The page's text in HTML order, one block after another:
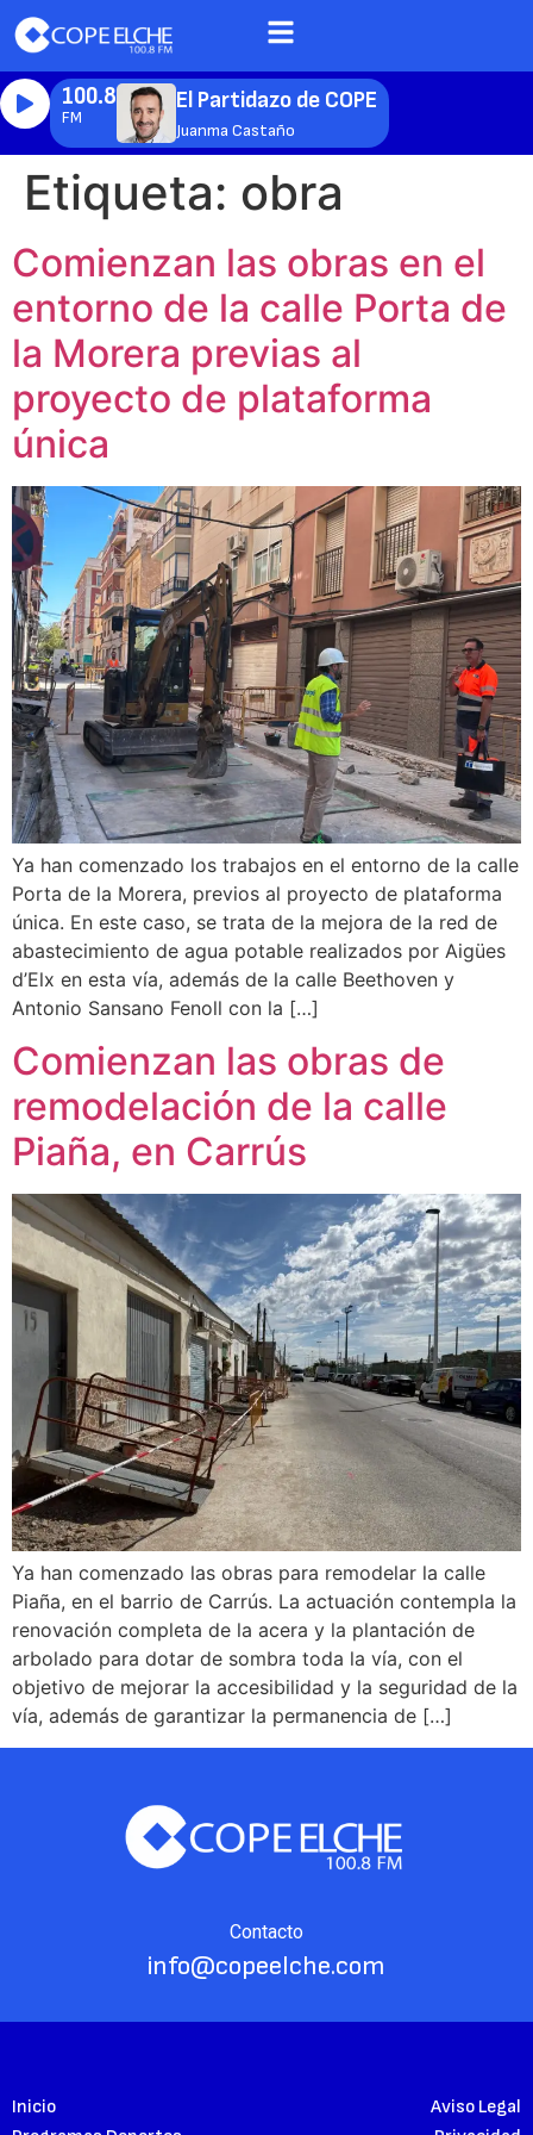
100.8
FM
El Partidazo de COPE
Juanma Castaño
Etiqueta: obra
Comienzan las obras en el
entorno de la calle Porta de
la Morera previas al
proyecto de plataforma
única
Ya han comenzado los trabajos en el entorno de la calle
Porta de la Morera, previos al proyecto de plataforma
única. En este caso, se trata de la mejora de la red de
abastecimiento de agua potable realizados por Aigües
d’Elx en esta vía, además de la calle Beethoven y
Antonio Sansano Fenoll con la […]
Comienzan las obras de
remodelación de la calle
Piaña, en Carrús
Ya han comenzado las obras para remodelar la calle
Piaña, en el barrio de Carrús. La actuación contempla la
renovación completa de la acera y la plantación de
arbolado para dotar de sombra toda la vía, con el
objetivo de mejorar la accesibilidad y la seguridad de la
vía, además de garantizar la permanencia de […]
Contacto
info@copeelche.com
Inicio
Aviso Legal